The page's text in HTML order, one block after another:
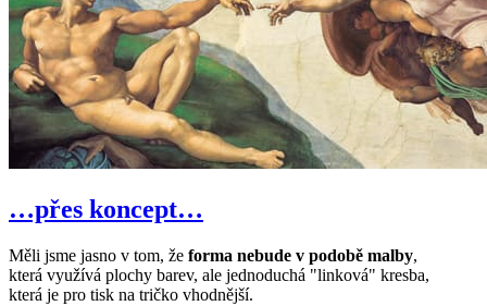
…přes koncept…
Měli jsme jasno v tom, že forma nebude v podobě malby,
která využívá plochy barev, ale jednoduchá "linková" kresba,
která je pro tisk na tričko vhodnější.